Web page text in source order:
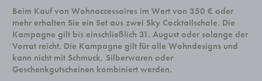
Beim Kauf von Wohnaccessoires im Wert von 350 € oder
mehr erhalten Sie ein Set aus zwei Sky Cocktailschale. Die
Kampagne gilt bis einschließlich 31. August oder solange der
Vorrat reicht. Die Kampagne gilt für alle Wohndesigns und
kann nicht mit Schmuck, Silberwaren oder
Geschenkgutscheinen kombiniert werden.